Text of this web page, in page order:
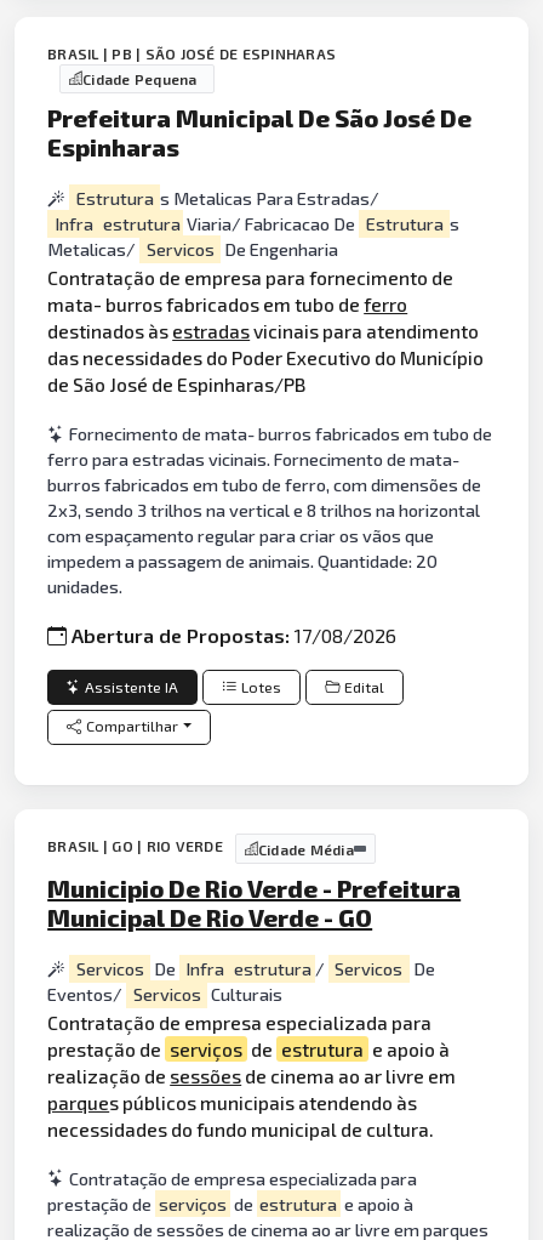
BRASIL | PB | SÃO JOSÉ DE ESPINHARAS
Cidade Pequena
Prefeitura Municipal De São José De
Espinharas
Estrutura s Metalicas Para Estradas/
Infra estrutura Viaria/ Fabricacao De Estrutura s
Metalicas/ Servicos De Engenharia
Contratação de empresa para fornecimento de
mata- burros fabricados em tubo deferro
destinados às estradasvicinais para atendimento
das necessidades do Poder Executivo do Município
de São José de Espinharas/PB
Fornecimento de mata- burros fabricados em tubo de
ferro para estradas vicinais. Fornecimento de mata-
burros fabricados em tubo de ferro, com dimensões de
2x3, sendo 3 trilhos na vertical e 8 trilhos na horizontal
com espaçamento regular para criar os vãos que
impedem a passagem de animais. Quantidade: 20
unidades.
Abertura de Propostas:17/08/2026
Assistente IA Lotes Edital
Compartilhar
BRASIL | GO | RIO VERDE Cidade Média
Municipio De Rio Verde - Prefeitura
Municipal De Rio Verde - GO
Servicos De Infra estrutura / Servicos
De
Eventos/ Servicos Culturais
Contratação de empresa especializada para
prestação de serviços de estrutura e apoio à
realização de sessões de cinema ao ar livre em
parques públicos municipais atendendo às
necessidades do fundo municipal de cultura.
Contratação de empresa especializada para
prestação de serviços de estrutura e apoio à
realização de sessões de cinema ao ar livre em parques